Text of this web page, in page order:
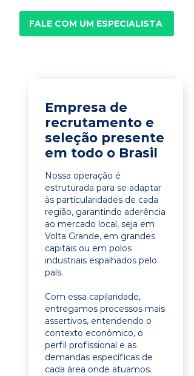
FALE COM UM ESPECIALISTA
Empresa de
recrutamento e
seleção presente
em todo o Brasil
Nossa operação é
estruturada para se adaptar
às particularidades de cada
região, garantindo aderência
ao mercado local, seja em
Volta Grande, em grandes
capitais ou em polos
industriais espalhados pelo
país.
Com essa capilaridade,
entregamos processos mais
assertivos, entendendo o
contexto econômico, o
perfil profissional e as
demandas específicas de
cada área onde atuamos.